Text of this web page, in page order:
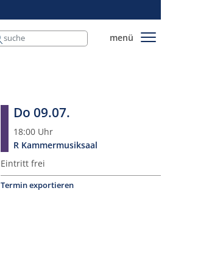
menü
Do 09.07.
18:00 Uhr
R Kammer­musiksaal
Eintritt frei
Termin exportieren